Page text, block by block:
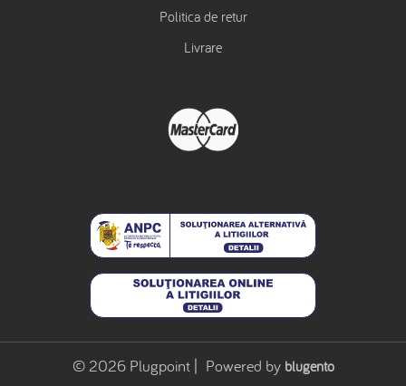
© 2026 Plugpoint | Powered by blugento
Politica de retur
Livrare